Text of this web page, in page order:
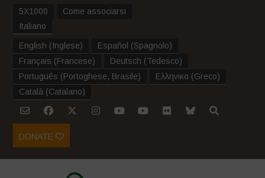
5X1000
Come associarsi
Italiano
English (Inglese) Español (Spagnolo)
Français (Francese) Deutsch (Tedesco)
Português (Portoghese, Brasile) Ελληνικα (Greco)
Català (Catalano)
DONATE